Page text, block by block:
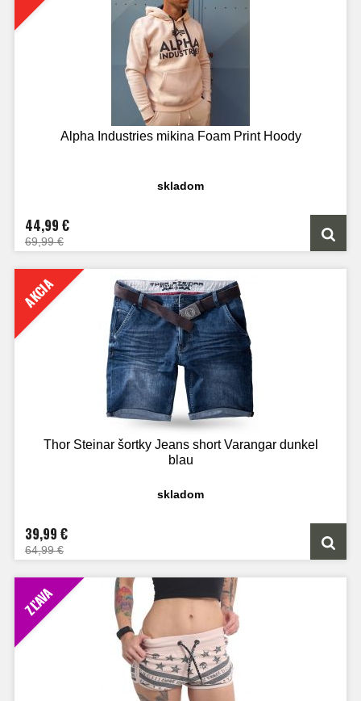
Alpha Industries mikina Foam Print Hoody
skladom
44,99 €
69,99 €
AKCIA
Thor Steinar šortky Jeans short Varangar dunkel
blau
skladom
39,99 €
64,99 €
ZĽAVA